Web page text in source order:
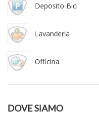
Deposito Bici
Lavanderia
Officina
DOVE SIAMO